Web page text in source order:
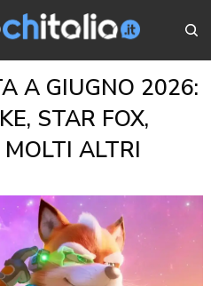
A GIUGNO 2026:
STAR FOX,
ALTRI